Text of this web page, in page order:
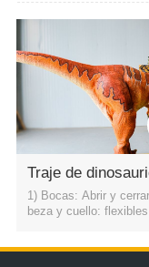
adean
3500
1) Bocas: Abrir y
beza y cuello: flexibles